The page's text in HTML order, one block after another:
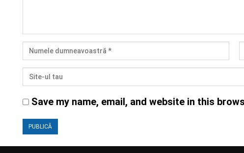
Save my name, email, and website in this